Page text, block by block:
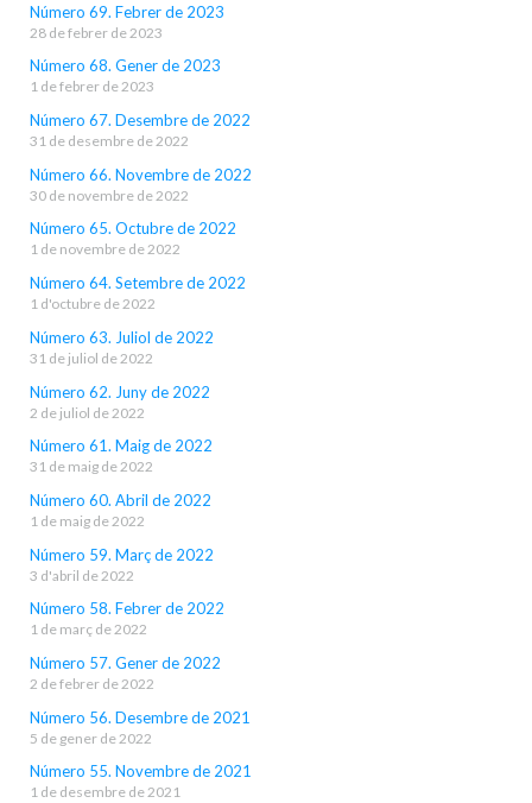
Número 69. Febrer de 2023
28 de febrer de 2023
Número 68. Gener de 2023
1 de febrer de 2023
Número 67. Desembre de 2022
31 de desembre de 2022
Número 66. Novembre de 2022
30 de novembre de 2022
Número 65. Octubre de 2022
1 de novembre de 2022
Número 64. Setembre de 2022
1 d'octubre de 2022
Número 63. Juliol de 2022
31 de juliol de 2022
Número 62. Juny de 2022
2 de juliol de 2022
Número 61. Maig de 2022
31 de maig de 2022
Número 60. Abril de 2022
1 de maig de 2022
Número 59. Març de 2022
3 d'abril de 2022
Número 58. Febrer de 2022
1 de març de 2022
Número 57. Gener de 2022
2 de febrer de 2022
Número 56. Desembre de 2021
5 de gener de 2022
Número 55. Novembre de 2021
1 de desembre de 2021